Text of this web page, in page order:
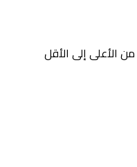
من الأعلى إلى الأقل